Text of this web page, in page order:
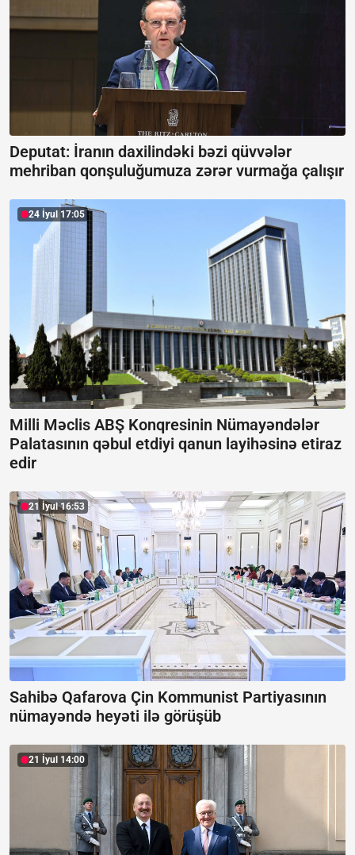
Deputat: İranın daxilindəki bəzi qüvvələr
mehriban qonşuluğumuza zərər vurmağa çalışır
24 İyul 17:05
Milli Məclis ABŞ Konqresinin Nümayəndələr
Palatasının qəbul etdiyi qanun layihəsinə etiraz
edir
21 İyul 16:53
Sahibə Qafarova Çin Kommunist Partiyasının
nümayəndə heyəti ilə görüşüb
21 İyul 14:00